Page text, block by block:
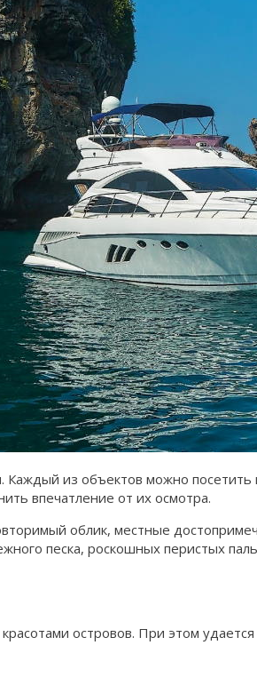
из объектов можно
впечатление от их осмотра.
облик, местные
песка, роскошных перистых
островов. При этом